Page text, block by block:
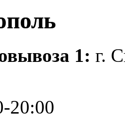
1: г.
20:00